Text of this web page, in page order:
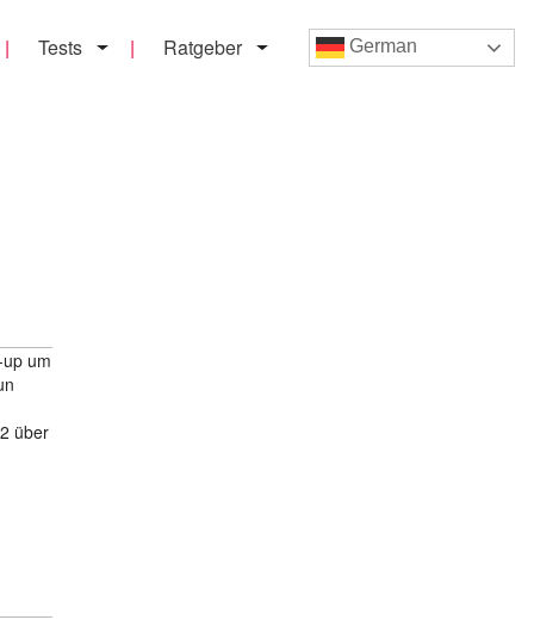
Tests Ratgeber German
um
über